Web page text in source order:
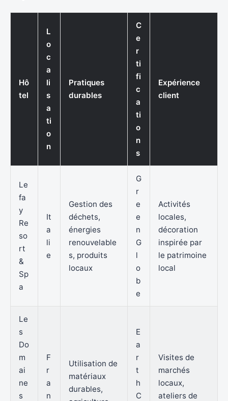
Hô
tel
L
o
c
a
li
s
a
ti
o
n
Pratiques
durables
C
e
r
ti
fi
c
a
ti
o
n
s
Expérience
client
Le
fa
y
Re
so
rt
&
Sp
a
It
a
li
e
Gestion des
déchets,
énergies
renouvelable
s, produits
locaux
G
r
e
e
n
G
l
o
b
e
Activités
locales,
décoration
inspirée par
le patrimoine
local
Le
s
Do
m
ai
ne
s
F
r
a
n
Utilisation de
matériaux
durables,
E
a
r
t
h
C
Visites de
marchés
locaux,
ateliers de